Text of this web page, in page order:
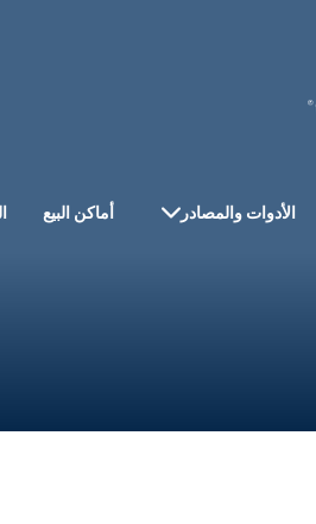
الأدوات والمصادر أماكن البيع